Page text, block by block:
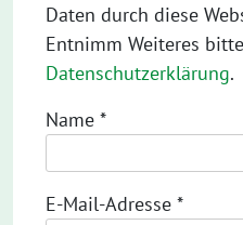
Daten durch diese
Entnimm Weiteres
Datenschutzerklärung.
Name *
E-Mail-Adresse *